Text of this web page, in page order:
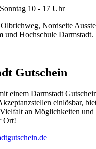
10 - 17 Uhr
Nordseite
und Hochschule Darmstadt.
Gutschein
einem Darmstadt
einlösbar,
an Möglichkeiten und
Ort!